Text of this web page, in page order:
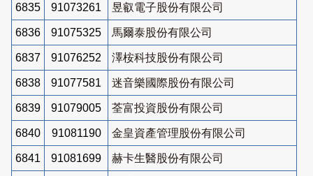
6835 91073261 昱叡電子股份有限公司
6836 91075325 馬爾泰股份有限公司
6837 91076252 澤桉科技股份有限公司
6838 91077581 迷音樂國際股份有限公司
6839 91079005 荃富投資股份有限公司
6840 91081190 金皇資產管理股份有限公司
6841 91081699 赫卡生醫股份有限公司